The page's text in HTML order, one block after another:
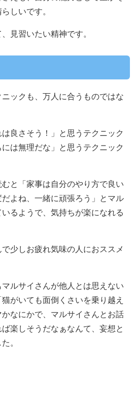
しいです。
見習いたい精神です。
ックも、万人に合うものではな
良さそう！」と思うテクニック
は無理だな」と思うテクニック
と「 家事は自分のやり方で良い
よね、一緒に頑張ろう
」とマル
るようで、気持ちが楽になれる
少しお疲れ気味の人におススメ
ルサイさんが他人とは思えない
がいても面倒くさいを乗り越え
なにかで、マルサイさんとお話
楽しそうだなぁなんて、妄想と
。